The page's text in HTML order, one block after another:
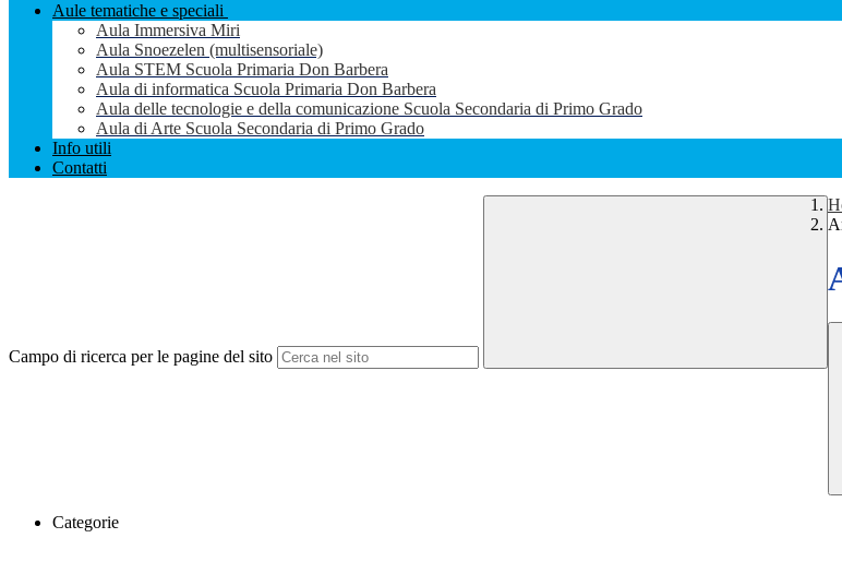
Aule tematiche e speciali
Aula Immersiva Miri
Aula Snoezelen (multisensoriale)
Aula STEM Scuola Primaria Don Barbera
Aula di informatica Scuola Primaria Don Barbera
Aula delle tecnologie e della comunicazione Scuola Secondaria di Primo Grado
Aula di Arte Scuola Secondaria di Primo Grado
Info utili
Contatti
Campo di ricerca per le pagine del sito
Categorie